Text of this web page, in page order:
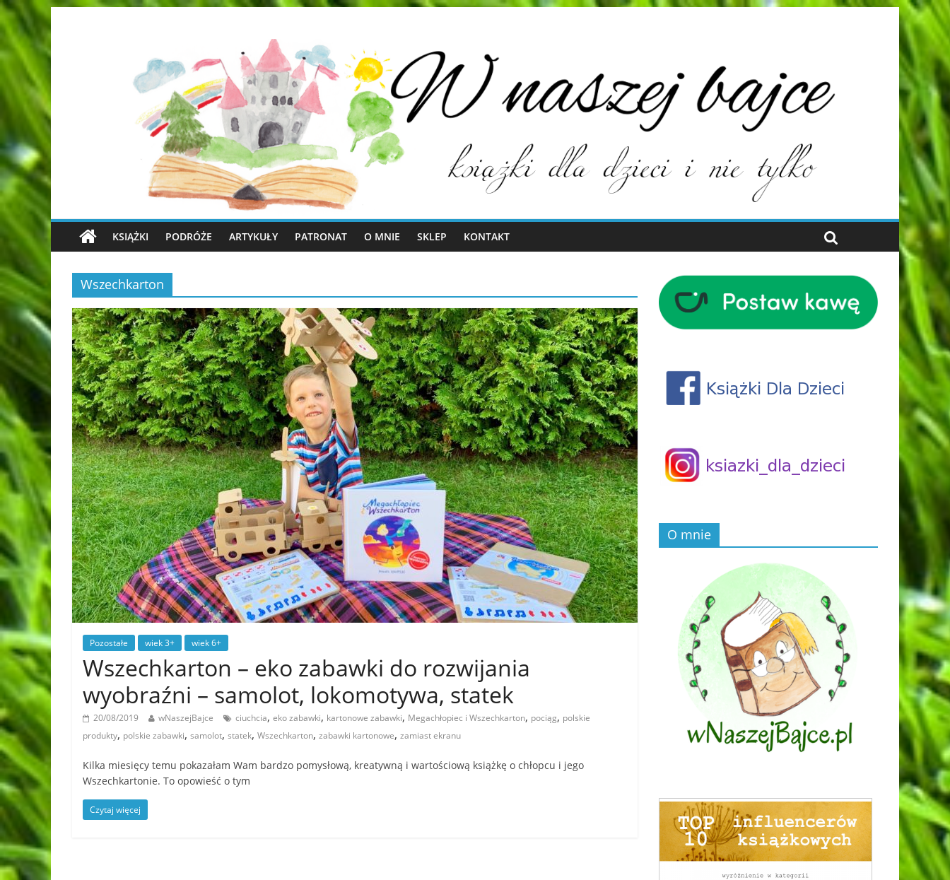
KSIĄŻKI PODRÓŻE ARTYKUŁY PATRONAT O MNIE SKLEP KONTAKT
Wszechkarton
Pozostałe wiek 3+ wiek 6+
Wszechkarton – eko zabawki do rozwijania
wyobraźni – samolot, lokomotywa, statek
20/08/2019 wNaszejBajce ciuchcia, eko zabawki, kartonowe zabawki, Megachłopiec i Wszechkarton, pociąg, polskie
produkty, polskie zabawki, samolot, statek, Wszechkarton, zabawki kartonowe, zamiast ekranu
Kilka miesięcy temu pokazałam Wam bardzo pomysłową, kreatywną i wartościową książkę o chłopcu i jego
Wszechkartonie. To opowieść o tym
Czytaj więcej
O mnie